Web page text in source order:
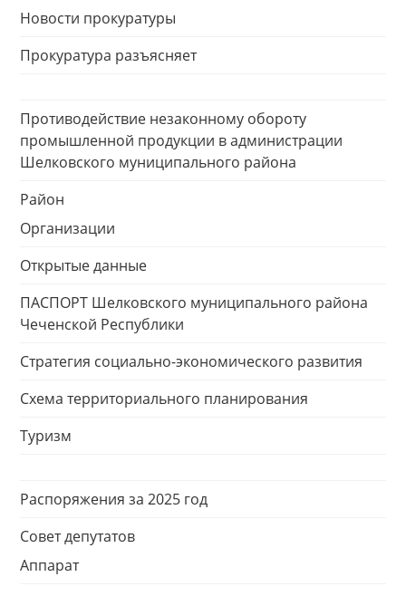
Новости прокуратуры
Прокуратура разъясняет
Противодействие незаконному обороту
промышленной продукции в администрации
Шелковского муниципального района
Район
Организации
Открытые данные
ПАСПОРТ Шелковского муниципального района
Чеченской Республики
Стратегия социально-экономического развития
Схема территориального планирования
Туризм
Распоряжения за 2025 год
Совет депутатов
Аппарат